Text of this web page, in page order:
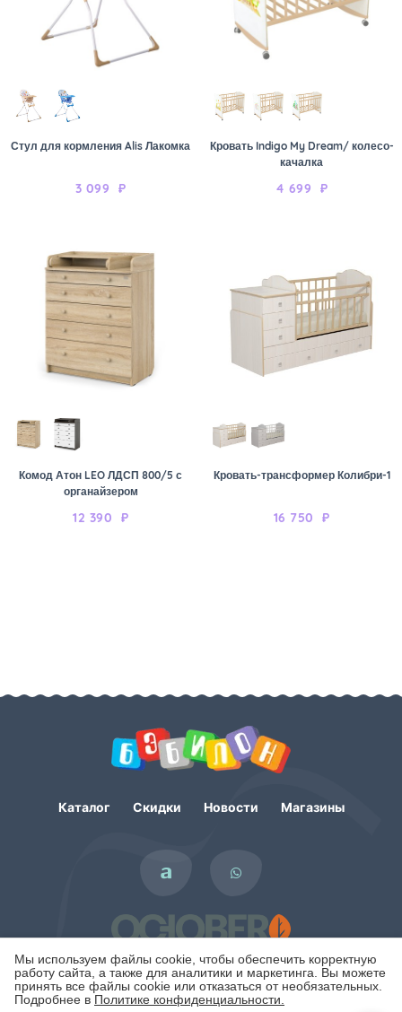
Мы используем файлы cookie, чтобы обеспечить корректную
работу сайта, а также для аналитики и маркетинга. Вы можете
принять все файлы cookie или отказаться от необязательных.
Подробнее в Политике конфиденциальности.
Стул для кормления Alis Лакомка
3 099 ₽
Кровать Indigo My Dream/ колесо-
качалка
4 699 ₽
Комод Атон LEO ЛДСП 800/5 с
органайзером
12 390 ₽
Кровать-трансформер Колибри-1
16 750 ₽
Каталог Скидки Новости Магазины